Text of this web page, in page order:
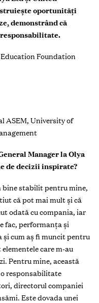
oportunități
demonstrând că
Foundation
ASEM, University of
Manager la Olya
de decizii inspirate?
bine stabilit pentru mine,
că pot mai mult și că
odată cu compania, iar
fac, performanța și
și cum aș fi muncit pentru
care m-au
Pentru mine, această
responsabilitate
directorul companiei
Este dovada unei